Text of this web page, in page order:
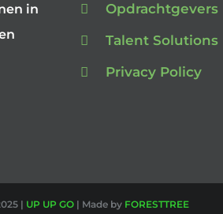
in
Opdrachtgevers
Talent Solutions
Privacy Policy
| UP UP GO| Made by FORESTTREE